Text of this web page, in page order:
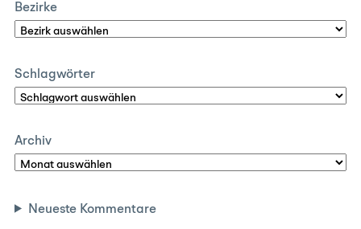
Bezirke
Schlagwörter
Archiv
Neueste Kommentare